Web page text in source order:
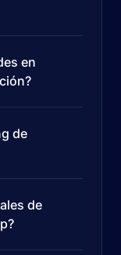
en
de
de